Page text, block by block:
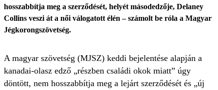
hosszabbítja meg a szerződését, helyét másodedzője, Delaney
Collins veszi át a női válogatott élén – számolt be róla a Magyar
Jégkorongszövetség.
A magyar szövetség (MJSZ) keddi bejelentése alapján a
kanadai-olasz edző „részben családi okok miatt” úgy
döntött, nem hosszabbítja meg a lejárt szerződését és „új